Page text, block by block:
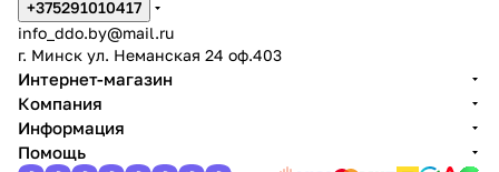
+375291010417
info_ddo.by@mail.ru
г. Минск ул. Неманская 24 оф.403
Интернет-магазин
Компания
Информация
Помощь